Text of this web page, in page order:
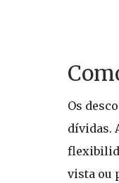
Os
dívidas.
vista ou